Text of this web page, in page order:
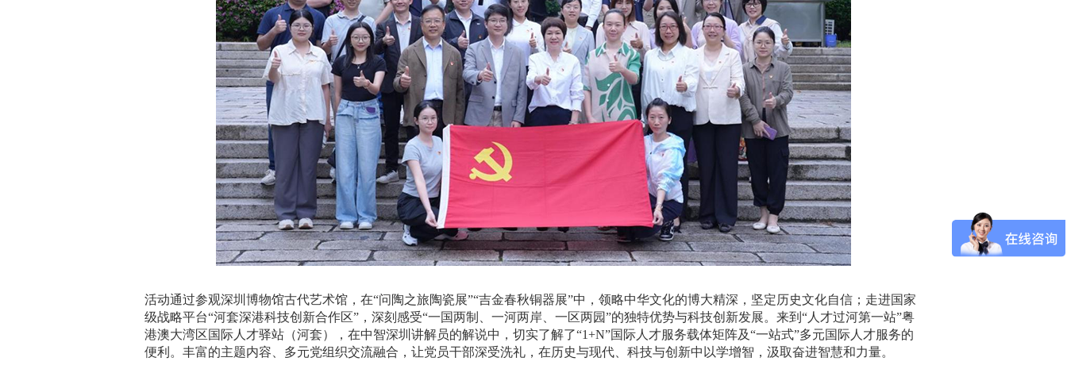
活动通过参观深圳博物馆古代艺术馆，在“问陶之旅陶瓷展”“吉金春秋铜器展”中，领略中华文化的博大精深，坚定历史文化自信；走进国家
级战略平台“河套深港科技创新合作区”，深刻感受“一国两制、一河两岸、一区两园”的独特优势与科技创新发展。来到“人才过河第一站”粤
港澳大湾区国际人才驿站（河套），在中智深圳讲解员的解说中，切实了解了“1+N”国际人才服务载体矩阵及“一站式”多元国际人才服务的
便利。丰富的主题内容、多元党组织交流融合，让党员干部深受洗礼，在历史与现代、科技与创新中以学增智，汲取奋进智慧和力量。